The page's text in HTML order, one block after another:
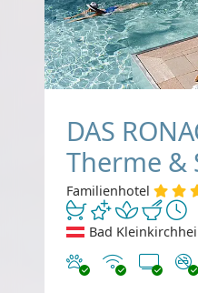
DAS
Therme &
Familienhotel
Bad
Haustiere erlaubt
Internet
TV